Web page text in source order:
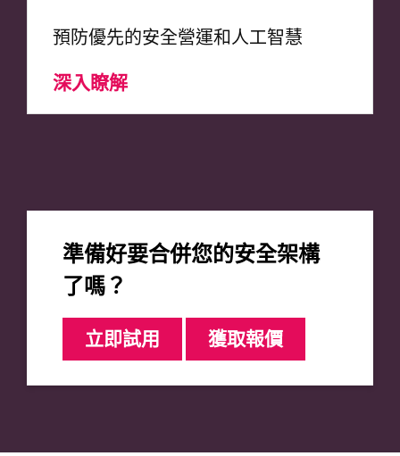
預防優先的安全營運和人工智慧
深入瞭解
準備好要合併您的安全架構
了嗎？
立即試用 獲取報價